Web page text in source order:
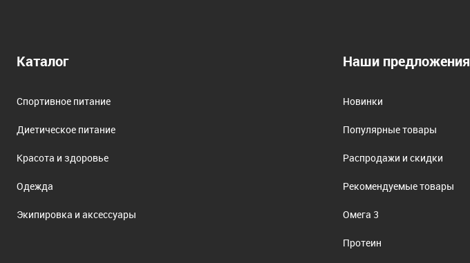
Каталог
Спортивное питание
Диетическое питание
Красота и здоровье
Одежда
Экипировка и аксессуары
Наши предложения
Новинки
Популярные товары
Распродажи и скидки
Рекомендуемые товары
Омега 3
Протеин